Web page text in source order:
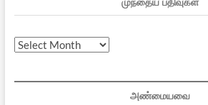
முந்தைய
அண்மையவை